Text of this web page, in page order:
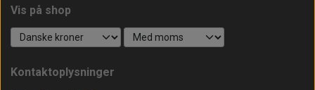
Vis på shop
Kontaktoplysninger